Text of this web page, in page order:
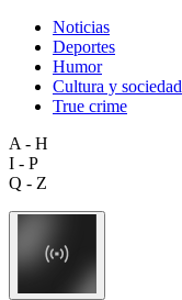
Noticias
Deportes
Humor
Cultura y sociedad
True crime
A - H
I - P
Q - Z